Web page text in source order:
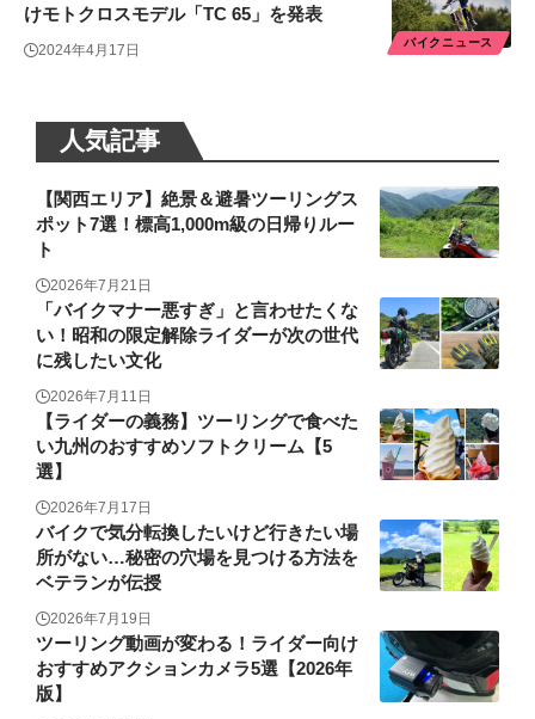
バイクニュース
けモトクロスモデル「TC 65」を発表
2024年4月17日
人気記事
【関西エリア】絶景＆避暑ツーリングス
ポット7選！標高1,000m級の日帰りルー
ト
2026年7月21日
「バイクマナー悪すぎ」と言わせたくな
い！昭和の限定解除ライダーが次の世代
に残したい文化
2026年7月11日
【ライダーの義務】ツーリングで食べた
い九州のおすすめソフトクリーム【5
選】
2026年7月17日
バイクで気分転換したいけど行きたい場
所がない…秘密の穴場を見つける方法を
ベテランが伝授
2026年7月19日
ツーリング動画が変わる！ライダー向け
おすすめアクションカメラ5選【2026年
版】